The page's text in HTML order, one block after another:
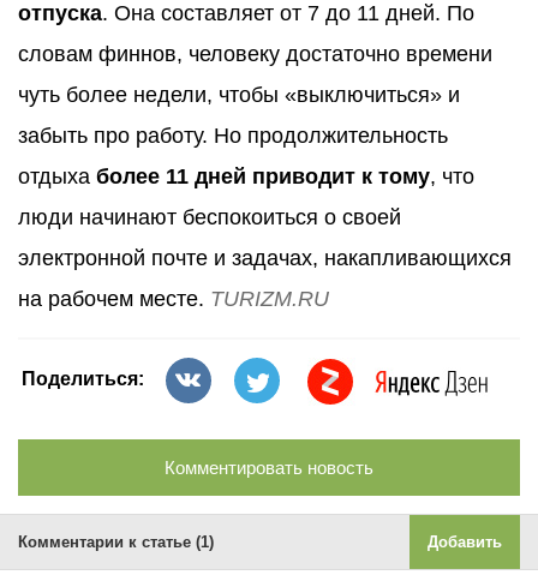
отпуска. Она составляет от 7 до 11 дней. По
словам финнов, человеку достаточно времени
чуть более недели, чтобы «выключиться» и
забыть про работу. Но продолжительность
отдыха более 11 дней приводит к тому, что
люди начинают беспокоиться о своей
электронной почте и задачах, накапливающихся
на рабочем месте. TURIZM.RU
Поделиться:
Комментировать новость
Комментарии к статье (1) Добавить